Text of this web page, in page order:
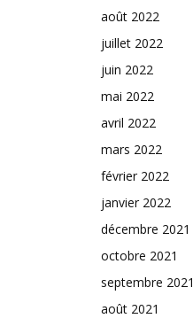
août 2022
juillet 2022
juin 2022
mai 2022
avril 2022
mars 2022
février 2022
janvier 2022
décembre 2021
octobre 2021
septembre 2021
août 2021